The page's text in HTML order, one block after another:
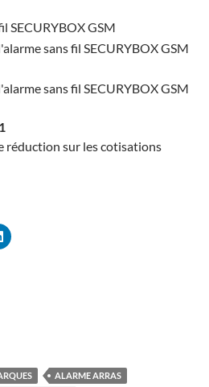
réduction sur les cotisations
ALARME ARRAS